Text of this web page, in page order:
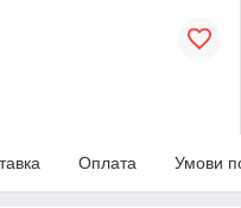
Оплата Умови